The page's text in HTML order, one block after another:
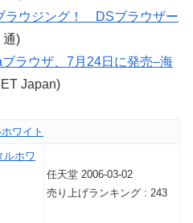
ラウジング！ DSブラウザー
通)
ラウザ、7月24日に発売–海
Japan)
ワイト
任天堂 2006-03-02
売り上げランキング : 243